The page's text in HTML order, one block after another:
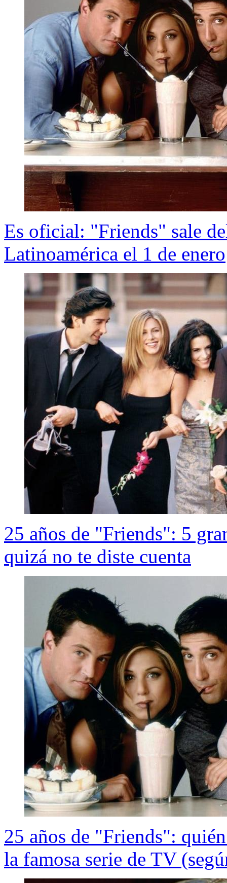
Es oficial: "Friends" sale
Latinoamérica el 1 de enero
25 años de "Friends": 5
quizá no te diste cuenta
25 años de "Friends":
la famosa serie de TV